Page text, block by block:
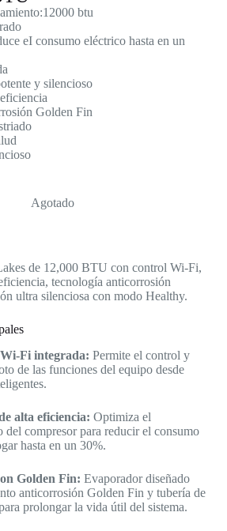
btu
eI consumo eléctrico hasta en un
y silencioso
Golden Fin
Agotado
de 12,000 BTU con control Wi-Fi,
tecnología anticorrosión
ultra silenciosa con modo Healthy.
Fi integrada: Permite el control y
de las funciones del equipo desde
alta eficiencia: Optimiza el
del compresor para reducir el consumo
hasta en un 30%.
Golden Fin: Evaporador diseñado
anticorrosión Golden Fin y tubería de
prolongar la vida útil del sistema.